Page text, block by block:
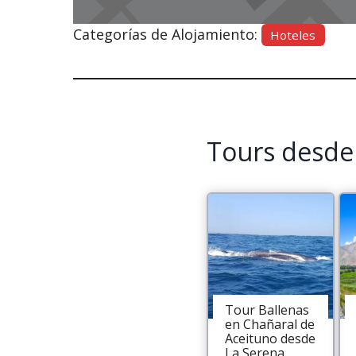
Categorías de Alojamiento: Hoteles
Tours
Tour Ballenas
en Chañaral de
Aceituno desde